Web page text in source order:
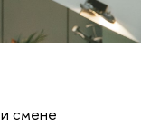
смене